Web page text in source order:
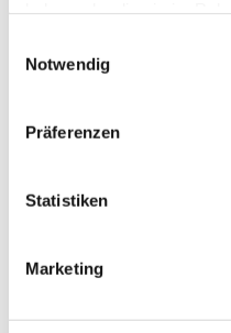
Notwendig
Präferenzen
Statistiken
Marketing
Informationen zu ihrem
möglicheUrsachen
Angst).
Zusammenhänge